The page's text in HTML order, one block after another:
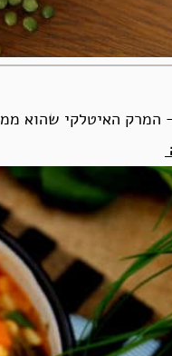
המרק האיטלקי שהוא